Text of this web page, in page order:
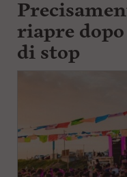
riapre
di stop